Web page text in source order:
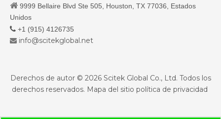
 9999 Bellaire Blvd Ste 505, Houston, TX 77036, Estados
Unidos
 +1 (915) 4126735
 info@scitekglobal.net
Derechos de autor © 2026Scitek Global Co., Ltd. Todos los
derechos reservados. Mapa del sitio política de privacidad